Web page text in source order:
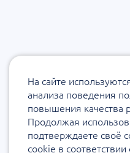
На сайте
анализа поведения
повышения качества
Продолжая
подтверждаете своё
cookie в